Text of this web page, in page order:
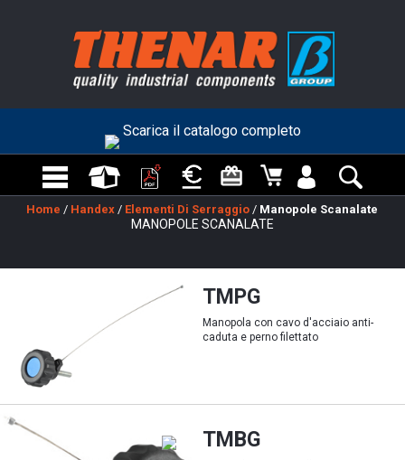
Scarica il catalogo completo
Home / Handex / Elementi Di Serraggio / Manopole Scanalate
MANOPOLE SCANALATE
TMPG
Manopola con cavo d'acciaio anti-
caduta e perno filettato
TMBG